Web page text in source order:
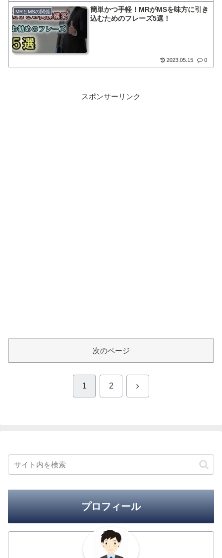
MRとMSの関係
簡単かつ手軽！MRがMSを味方に引き
込むためのフレーズ5選！
2023.05.15 0
スポンサーリンク
次のページ
1 2 次
プロフィール